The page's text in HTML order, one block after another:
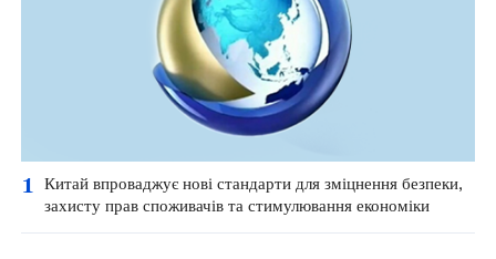
1
Китай впроваджує нові стандарти для зміцнення безпеки,
захисту прав споживачів та стимулювання економіки